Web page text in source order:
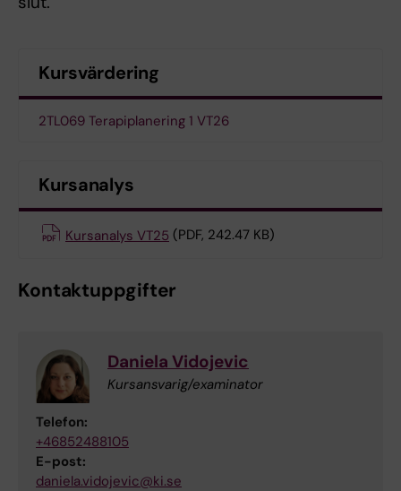
Kursvärdering
2TL069 Terapiplanering 1 VT26
Kursanalys
Kursanalys VT25 (PDF, 242.47 KB)
Kontaktuppgifter
Daniela Vidojevic
Kursansvarig/examinator
Telefon:
+46852488105
E-post:
daniela.vidojevic@ki.se